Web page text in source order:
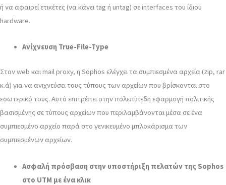
ή να αφαιρεί ετικέτες (να κάνει tag ή untag) σε interfaces του ίδιου
hardware.
Ανίχνευση True-File-Type
Στον web και mail proxy, η Sophos ελέγχει τα συμπιεσμένα αρχεία (zip, rar
κ.ά) για να ανιχνεύσει τους τύπους των αρχείων που βρίσκονται στο
εσωτερικό τους. Αυτό επιτρέπει στην πολεπίπεδη εφαρμογή πολιτικής
βασισμένης σε τύπους αρχείων που περιλαμβάνονται μέσα σε ένα
συμπιεσμένο αρχείο παρά στο γενικευμένο μπλοκάρισμα των
συμπιεσμένων αρχείων.
Ασφαλή πρόσβαση στην υποστήριξη πελατών της Sophos
στο UTM με ένα κλικ